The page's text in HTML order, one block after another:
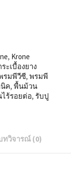
, Krone
ระเบื้องยาง
รมพีวีซี, พรมพี
ค, พื้นม้วน
ร้รอยต่อ, รับปู
ทวิจารณ์ (0)